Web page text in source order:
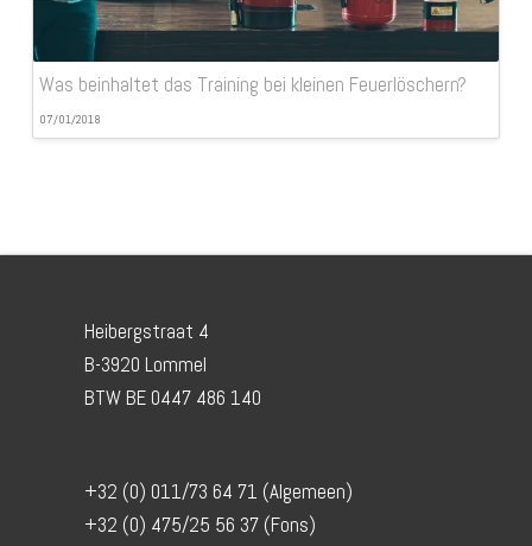
Was beinhaltet das Training bei kleinen Feuerlöschern?
07/01/2018
Heibergstraat 4
B-3920 Lommel
BTW BE 0447 486 140
+32 (0) 011/73 64 71 (Algemeen)
+32 (0) 475/25 56 37 (Fons)